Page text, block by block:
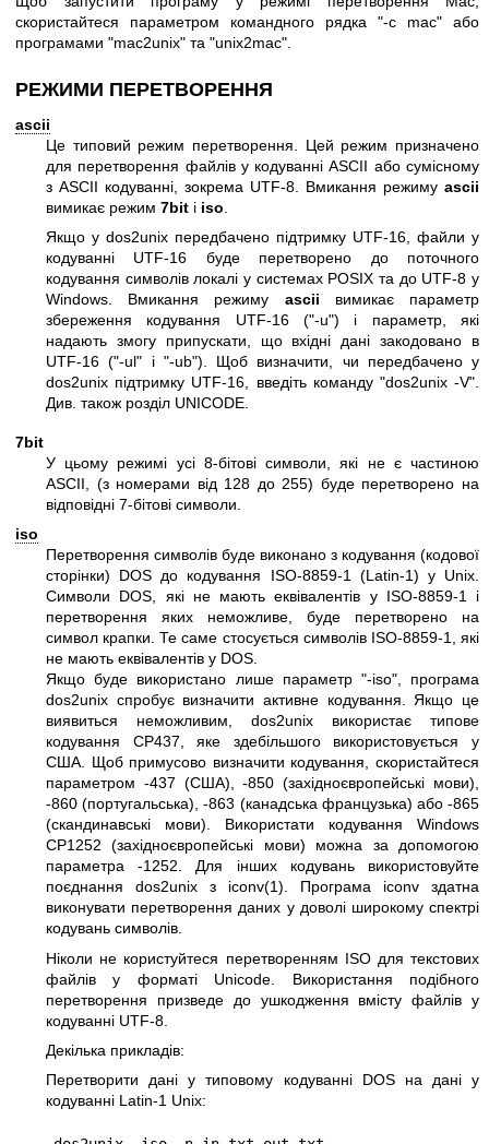
скористайтеся параметром командного рядка "-c mac" або
програмами "mac2unix" та "unix2mac"
РЕЖИМИ ПЕРЕТВОРЕННЯ
ascii
Це типовий режим перетворення. Цей режим призначено
для перетворення файлів у кодуванні ASCII або сумісному
з ASCII кодуванні, зокрема UTF-8. Вмикання режиму ascii
вимикає режим 7bit і iso
Якщо у dos2unix передбачено підтримку UTF-16, файли у
кодуванні UTF-16 буде перетворено до поточного
кодування символів локалі у системах POSIX та до UTF-8 у
Windows. Вмикання режиму ascii вимикає параметр
збереження кодування UTF-16 ("-u") і параметр, які
надають змогу припускати, що вхідні дані закодовано в
UTF-16 ("-ul" і "-ub"). Щоб визначити, чи передбачено у
dos2unix підтримку UTF-16, введіть команду "dos2unix -V"
Див. також розділ UNICODE.
7bit
У цьому режимі усі 8-бітові символи, які не є частиною
ASCII, (з номерами від 128 до 255) буде перетворено на
відповідні 7-бітові символи.
iso
Перетворення символів буде виконано з кодування (кодової
сторінки) DOS до кодування ISO-8859-1 (Latin-1) у Unix.
Символи DOS, які не мають еквівалентів у ISO-8859-1 і
перетворення яких неможливе, буде перетворено на
символ крапки. Те саме стосується символів ISO-8859-1, які
не мають еквівалентів у DOS.
Якщо буде використано лише параметр "-iso", програма
dos2unix спробує визначити активне кодування. Якщо це
виявиться неможливим, dos2unix використає типове
кодування CP437, яке здебільшого використовується у
США. Щоб примусово визначити кодування, скористайтеся
параметром -437 (США),-850 (західноєвропейські мови),
-860 (португальська),-863 (канадська французька) або-865
(скандинавські мови). Використати кодування Windows
CP1252 (західноєвропейські мови) можна за допомогою
параметра-1252 . Для інших кодувань використовуйте
поєднання dos2unix з iconv(1) . Програма iconv здатна
виконувати перетворення даних у доволі широкому спектрі
кодувань символів.
Ніколи не користуйтеся перетворенням ISO для текстових
файлів у форматі Unicode. Використання подібного
перетворення призведе до ушкодження вмісту файлів у
кодуванні UTF-8.
Декілька прикладів:
Перетворити дані у типовому кодуванні DOS на дані у
кодуванні Latin-1 Unix: